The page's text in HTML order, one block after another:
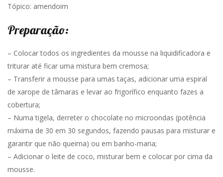
Tópico: amendoim
Preparação:
– Colocar todos os ingredientes da mousse na liquidificadora e
triturar até ficar uma mistura bem cremosa;
– Transferir a mousse para umas taças, adicionar uma espiral
de xarope de tâmaras e levar ao frigorífico enquanto fazes a
cobertura;
– Numa tigela, derreter o chocolate no microondas (potência
máxima de 30 em 30 segundos, fazendo pausas para misturar e
garantir que não queima) ou em banho-maria;
– Adicionar o leite de coco, misturar bem e colocar por cima da
mousse.